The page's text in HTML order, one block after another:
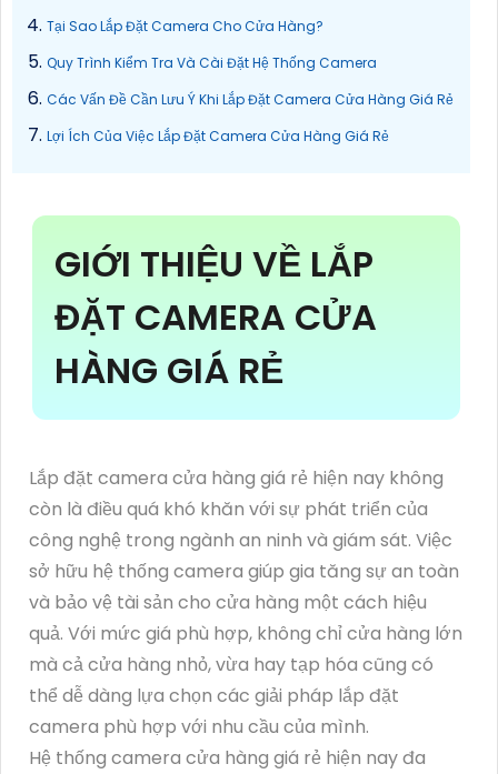
Tại Sao Lắp Đặt Camera Cho Cửa Hàng?
Quy Trình Kiểm Tra Và Cài Đặt Hệ Thống Camera
Các Vấn Đề Cần Lưu Ý Khi Lắp Đặt Camera Cửa Hàng Giá Rẻ
Lợi Ích Của Việc Lắp Đặt Camera Cửa Hàng Giá Rẻ
GIỚI THIỆU VỀ LẮP
ĐẶT CAMERA CỬA
HÀNG GIÁ RẺ
Lắp đặt camera cửa hàng giá rẻ hiện nay không
còn là điều quá khó khăn với sự phát triển của
công nghệ trong ngành an ninh và giám sát. Việc
sở hữu hệ thống camera giúp gia tăng sự an toàn
và bảo vệ tài sản cho cửa hàng một cách hiệu
quả. Với mức giá phù hợp, không chỉ cửa hàng lớn
mà cả cửa hàng nhỏ, vừa hay tạp hóa cũng có
thể dễ dàng lựa chọn các giải pháp lắp đặt
camera phù hợp với nhu cầu của mình.
Hệ thống camera cửa hàng giá rẻ hiện nay đa